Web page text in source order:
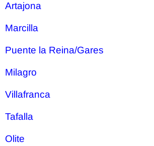
Artajona
Marcilla
Puente la Reina/Gares
Milagro
Villafranca
Tafalla
Olite